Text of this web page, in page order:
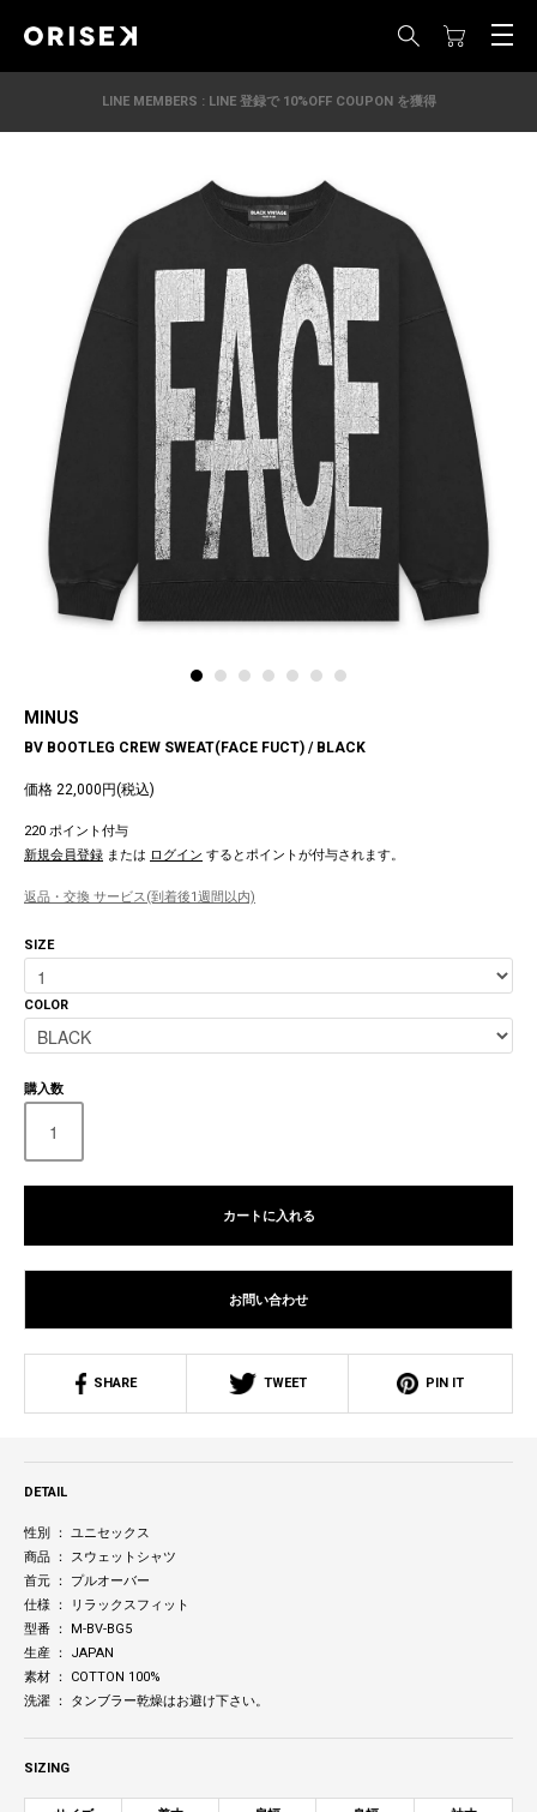
LINE MEMBERS : LINE 登録で 10%OFF COUPON を獲得
MINUS
BV BOOTLEG CREW SWEAT(FACE FUCT) / BLACK
価格 22,000円(税込)
220 ポイント付与
新規会員登録 または ログイン するとポイントが付与されます。
返品・交換 サービス(到着後1週間以内)
SIZE
COLOR
購入数
カートに入れる
お問い合わせ
SHARE TWEET PIN IT
DETAIL
性別 ： ユニセックス
商品 ： スウェットシャツ
首元 ： プルオーバー
仕様 ： リラックスフィット
型番 ： M-BV-BG5
生産 ： JAPAN
素材 ： COTTON 100%
洗濯 ： タンブラー乾燥はお避け下さい。
SIZING